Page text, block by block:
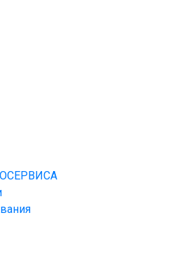
официальный дистрибьютор